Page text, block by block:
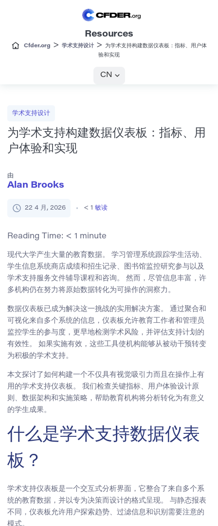
Resources
Cfder.org > 学术支持设计>
为学术支持构建数据仪表板：指标、用户体
验和实现
CN
学术支持设计
为学术支持构建数据仪表板：指标、用
户体验和实现
由
Alan Brooks
22 4 月, 2026 < 1 敏读
Reading Time: < 1 minute
现代大学产生大量的教育数据。 学习管理系统跟踪学生活动、
学生信息系统商店成绩和招生记录、图书馆监控研究参与以及
学术支持服务文件辅导课程和咨询。 然而，尽管信息丰富，许
多机构仍在努力将原始数据转化为可操作的洞察力。
数据仪表板已成为解决这一挑战的实用解决方案。 通过聚合和
可视化来自多个系统的信息，仪表板允许教育工作者和管理员
监控学生的参与度，更早地检测学术风险，并评估支持计划的
有效性。 如果实施有效，这些工具使机构能够从被动干预转变
为积极的学术支持。
本文探讨了如何构建一个不仅具有视觉吸引力而且在操作上有
用的学术支持仪表板。 我们检查关键指标、用户体验设计原
则、数据架构和实施策略，帮助教育机构将分析转化为有意义
的学生成果。
什么是学术支持数据仪表
板？
学术支持仪表板是一个交互式分析界面，它整合了来自多个系
统的教育数据，并以专为决策而设计的格式呈现。 与静态报表
不同，仪表板允许用户探索趋势、过滤信息和识别需要注意的
模式。